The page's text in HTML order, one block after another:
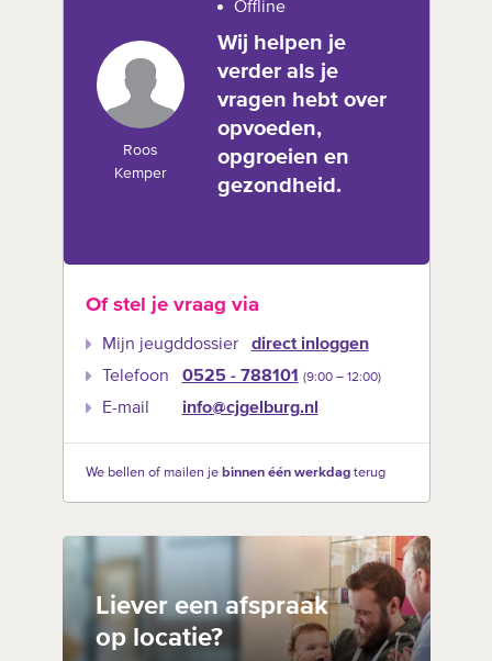
Roos
Kemper
Offline
Wij helpen je
verder als je
vragen hebt over
opvoeden,
opgroeien en
gezondheid.
Of stel je vraag via
Mijn jeugddossier
direct inloggen
Telefoon
0525 - 788101 (9:00 –‍ 12:00)
E-mail info@cjgelburg.nl
We bellen of mailen je binnen één werkdagterug
Liever een afspraak
op locatie?